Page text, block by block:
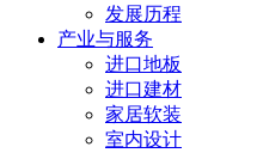
发展历程
产业与服务
进口地板
进口建材
家居软装
室内设计